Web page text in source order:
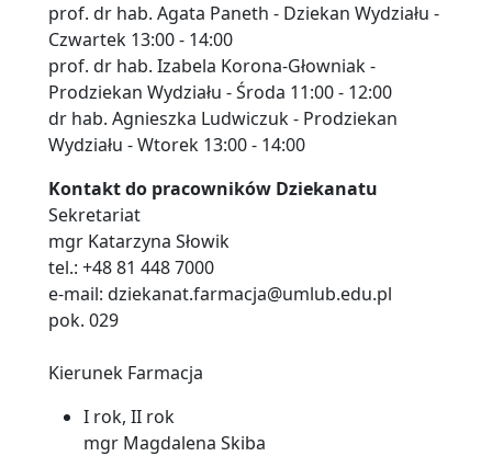
prof. dr hab. Agata Paneth - Dziekan Wydziału -
Czwartek 13:00 - 14:00
prof. dr hab. Izabela Korona-Głowniak -
Prodziekan Wydziału - Środa 11:00 - 12:00
dr hab. Agnieszka Ludwiczuk - Prodziekan
Wydziału - Wtorek 13:00 - 14:00
Kontakt do pracowników Dziekanatu
Sekretariat
mgr Katarzyna Słowik
tel.: +48 81 448 7000
e-mail: dziekanat.farmacja@umlub.edu.pl
pok. 029
Kierunek Farmacja
I rok, II rok
mgr Magdalena Skiba